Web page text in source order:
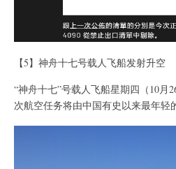
【5】神舟十七号载人飞船发射升空
“神舟十七”号载人飞船星期四（10月
次航空任务将由中国有史以来最年轻